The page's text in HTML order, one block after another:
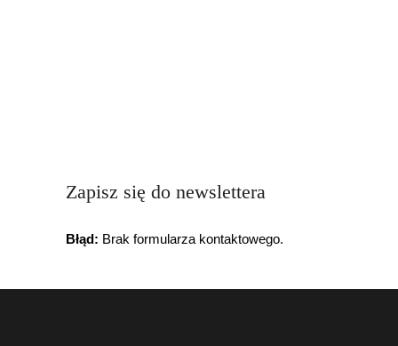
Zapisz się do newslettera
Błąd: Brak formularza kontaktowego.